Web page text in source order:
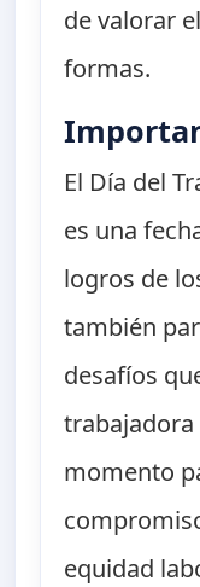
de valorar
formas.
El Día del
es una
logros de
también
desafíos
trabajadora
momento
equidad